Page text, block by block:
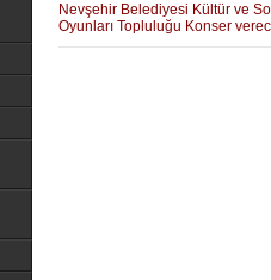
Nevşehir Belediyesi Kültür ve
Oyunları Topluluğu Konser